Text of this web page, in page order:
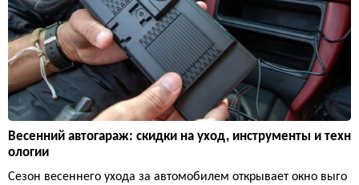
Весенний автогараж: скидки на уход, инструменты и техн
ологии
Сезон весеннего ухода за автомобилем открывает окно выго